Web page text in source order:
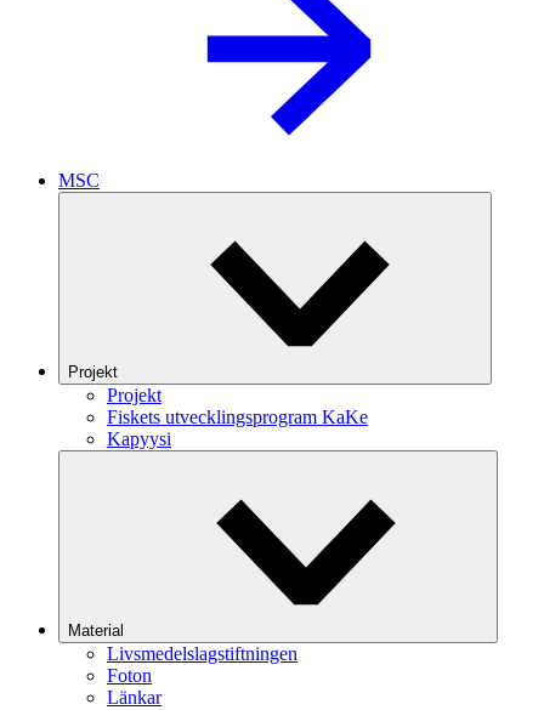
MSC
Projekt
Projekt
Fiskets utvecklingsprogram KaKe
Kapyysi
Material
Livsmedelslagstiftningen
Foton
Länkar